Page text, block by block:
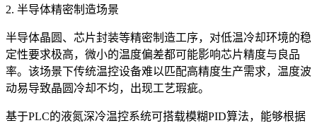
2. 半导体精密制造场景
半导体晶圆、芯片封装等精密制造工序，对低温冷却环境的稳
定性要求极高，微小的温度偏差都可能影响芯片精度与良品
率。该场景下传统温控设备难以匹配高精度生产需求，温度波
动易导致晶圆冷却不均，出现工艺瑕疵。
基于PLC的液氮深冷温控系统可搭载模糊PID算法，能够根据